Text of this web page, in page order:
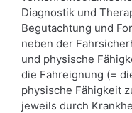
Diagnostik und
Begutachtung und
neben der
und physische
die Fahreignung (=
physische Fähigkeit
jeweils durch